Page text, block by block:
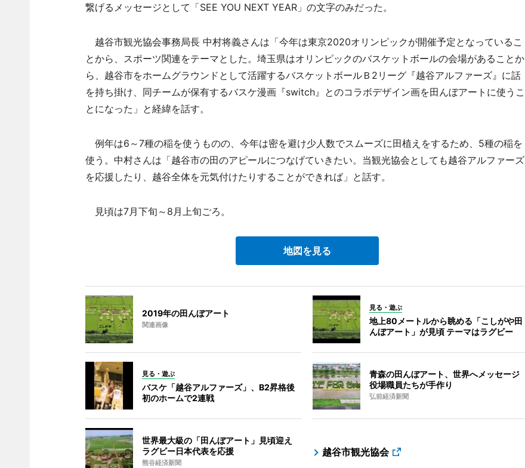
繋げるメッセージとして「SEE YOU NEXT YEAR」の文字のみだった。
越谷市観光協会事務局長 中村将義さんは「今年は東京2020オリンピックが開催予定となっているこ
とから、スポーツ関連をテーマとした。埼玉県はオリンピックのバスケットボールの会場があることか
ら、越谷市をホームグラウンドとして活躍するバスケットボールＢ2リーグ『越谷アルファーズ』に話
を持ち掛け、同チームが保有するバスケ漫画『switch』とのコラボデザイン画を田んぼアートに使うこ
とになった」と経緯を話す。
例年は6～7種の稲を使うものの、今年は密を避け少人数でスムーズに田植えをするため、5種の稲を
使う。中村さんは「越谷市の田のアピールにつなげていきたい。当観光協会としても越谷アルファーズ
を応援したり、越谷全体を元気付けたりすることができれば」と話す。
見頃は7月下旬～8月上旬ごろ。
地図を見る
2019年の田んぼアート
関連画像
見る・遊ぶ
地上80メートルから眺める「こしがや田
んぼアート」が見頃 テーマはラグビー
見る・遊ぶ
バスケ「越谷アルファーズ」、B2昇格後
初のホームで2連戦
青森の田んぼアート、世界へメッセージ
役場職員たちが手作り
弘前経済新聞
世界最大級の「田んぼアート」見頃迎え
ラグビー日本代表を応援
熊谷経済新聞
越谷市観光協会